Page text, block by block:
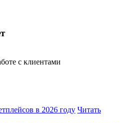
с клиентами
в 2026 году Читать